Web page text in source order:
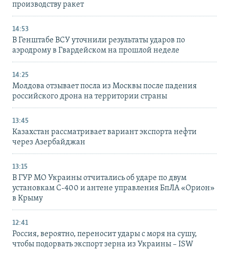
производству ракет
14:53
В Генштабе ВСУ уточнили результаты ударов по
аэродрому в Гвардейском на прошлой неделе
14:25
Молдова отзывает посла из Москвы после падения
российского дрона на территории страны
13:45
Казахстан рассматривает вариант экспорта нефти
через Азербайджан
13:15
В ГУР МО Украины отчитались об ударе по двум
установкам С-400 и антене управления БпЛА «Орион»
в Крыму
12:41
Россия, вероятно, переносит удары с моря на сушу,
чтобы подорвать экспорт зерна из Украины – ISW